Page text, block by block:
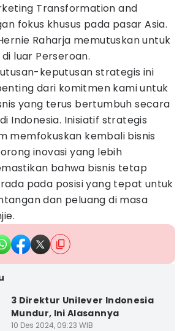
Transformation and
fokus khusus pada pasar Asia.
Raharja memutuskan untuk
luar Perseroan.
keputusan strategis ini
dari komitmen kami untuk
yang terus bertumbuh secara
Indonesia. Inisiatif strategis
memfokuskan kembali bisnis
inovasi yang lebih
bahwa bisnis tetap
pada posisi yang tepat untuk
dan peluang di masa
3 Direktur Unilever Indonesia
Mundur, Ini Alasannya
10 Des 2024, 09:23 WIB